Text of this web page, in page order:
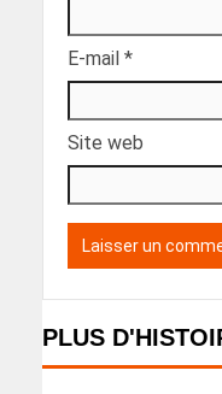
E-mail *
Site web
PLUS